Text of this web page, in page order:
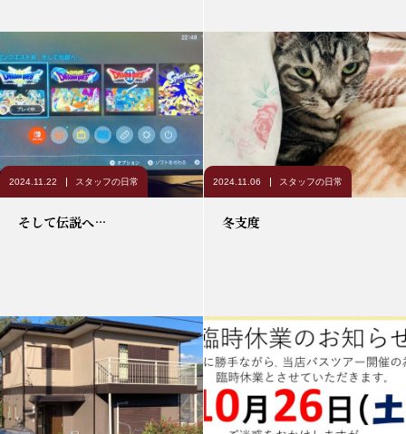
2024.11.22 スタッフの日常
そして伝説へ…
2024.11.06 スタッフの日常
冬支度